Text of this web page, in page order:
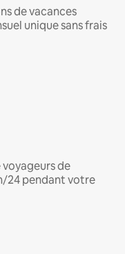
de vacances
unique sans frais
de
24 pendant votre